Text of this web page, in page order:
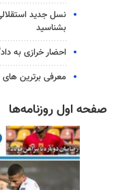
بشناسید
احضار خرازی به
معرفی برترین
صفحه اول روزنامه‌ها